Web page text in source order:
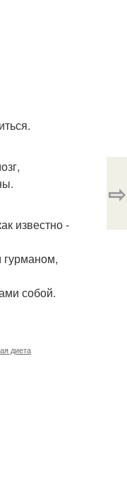
известно -
гурманом,
собой.
диета
⇨